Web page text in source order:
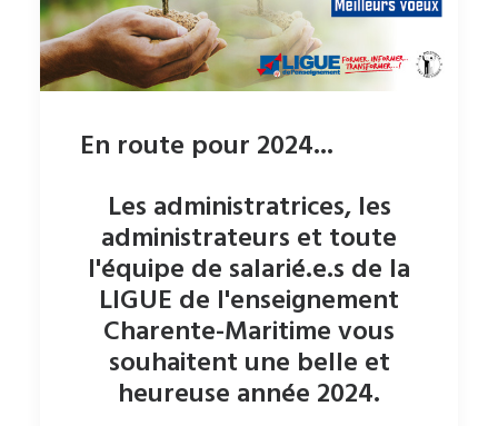
En route pour 2024...
Les administratrices, les
administrateurs et toute
l'équipe de salarié.e.s de la
LIGUE de l'enseignement
Charente-Maritime vous
souhaitent une belle et
heureuse année 2024.